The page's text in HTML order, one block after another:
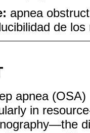
apnea
de
apnea
in